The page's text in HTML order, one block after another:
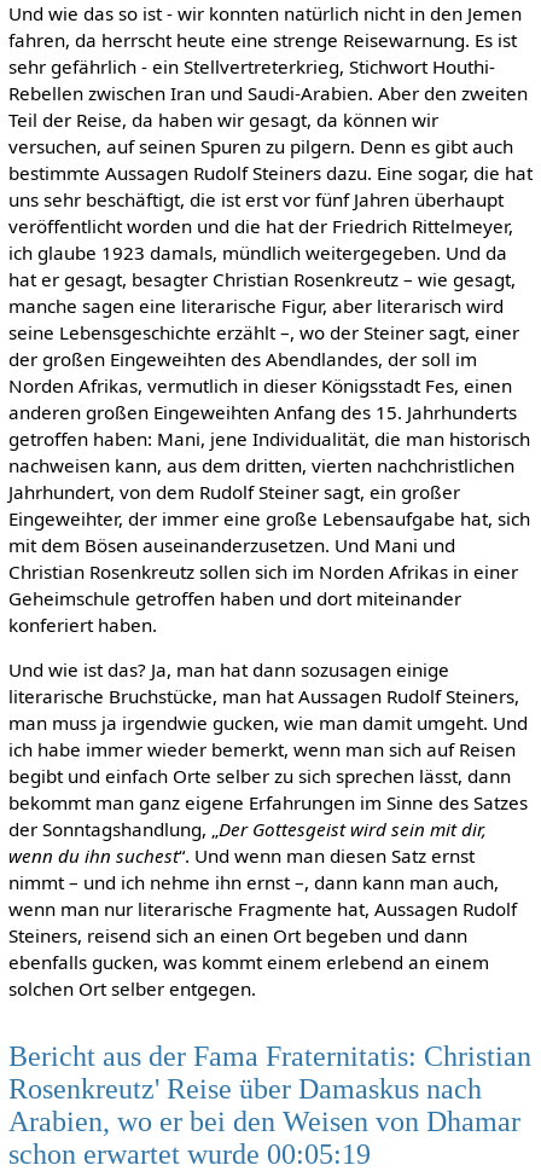
Und wie das so ist - wir konnten natürlich nicht in den Jemen
fahren, da herrscht heute eine strenge Reisewarnung. Es ist
sehr gefährlich - ein Stellvertreterkrieg, Stichwort Houthi-
Rebellen zwischen Iran und Saudi-Arabien. Aber den zweiten
Teil der Reise, da haben wir gesagt, da können wir
versuchen, auf seinen Spuren zu pilgern. Denn es gibt auch
bestimmte Aussagen Rudolf Steiners dazu. Eine sogar, die hat
uns sehr beschäftigt, die ist erst vor fünf Jahren überhaupt
veröffentlicht worden und die hat der Friedrich Rittelmeyer,
ich glaube 1923 damals, mündlich weitergegeben. Und da
hat er gesagt, besagter Christian Rosenkreutz – wie gesagt,
manche sagen eine literarische Figur, aber literarisch wird
seine Lebensgeschichte erzählt –, wo der Steiner sagt, einer
der großen Eingeweihten des Abendlandes, der soll im
Norden Afrikas, vermutlich in dieser Königsstadt Fes, einen
anderen großen Eingeweihten Anfang des 15. Jahrhunderts
getroffen haben: Mani, jene Individualität, die man historisch
nachweisen kann, aus dem dritten, vierten nachchristlichen
Jahrhundert, von dem Rudolf Steiner sagt, ein großer
Eingeweihter, der immer eine große Lebensaufgabe hat, sich
mit dem Bösen auseinanderzusetzen. Und Mani und
Christian Rosenkreutz sollen sich im Norden Afrikas in einer
Geheimschule getroffen haben und dort miteinander
konferiert haben.
Und wie ist das? Ja, man hat dann sozusagen einige
literarische Bruchstücke, man hat Aussagen Rudolf Steiners,
man muss ja irgendwie gucken, wie man damit umgeht. Und
ich habe immer wieder bemerkt, wenn man sich auf Reisen
begibt und einfach Orte selber zu sich sprechen lässt, dann
bekommt man ganz eigene Erfahrungen im Sinne des Satzes
der Sonntagshandlung, „Der Gottesgeist wird sein mit dir,
wenn du ihn suchest“. Und wenn man diesen Satz ernst
nimmt – und ich nehme ihn ernst –, dann kann man auch,
wenn man nur literarische Fragmente hat, Aussagen Rudolf
Steiners, reisend sich an einen Ort begeben und dann
ebenfalls gucken, was kommt einem erlebend an einem
solchen Ort selber entgegen.
Bericht aus der Fama Fraternitatis: Christian
Rosenkreutz' Reise über Damaskus nach
Arabien, wo er bei den Weisen von Dhamar
schon erwartet wurde 00:05:19